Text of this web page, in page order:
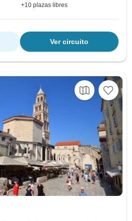
+10 plazas libres
Ver circuito